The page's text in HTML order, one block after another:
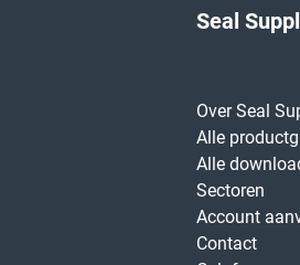
Seal
Over Seal
Alle
Alle
Sectoren
Account
Contact